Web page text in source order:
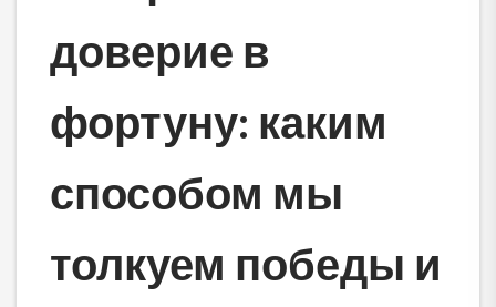
доверие в
фортуну: каким
способом мы
толкуем победы и